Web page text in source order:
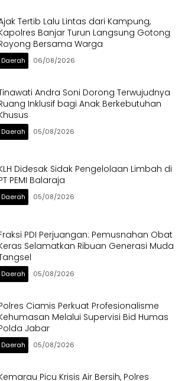
Tertib Lalu Lintas dari Kampung,
Banjar Turun Langsung Gotong
Bersama Warga
Daerah 06/08/2026
Andra Soni Dorong Terwujudnya
Inklusif bagi Anak Berkebutuhan
Daerah 05/08/2026
Didesak Sidak Pengelolaan Limbah di
PEMI Balaraja
Daerah 05/08/2026
PDI Perjuangan: Pemusnahan Obat
Selamatkan Ribuan Generasi Muda
Daerah 05/08/2026
Ciamis Perkuat Profesionalisme
Melalui Supervisi Bid Humas
Jabar
Daerah 05/08/2026
Picu Krisis Air Bersih, Polres